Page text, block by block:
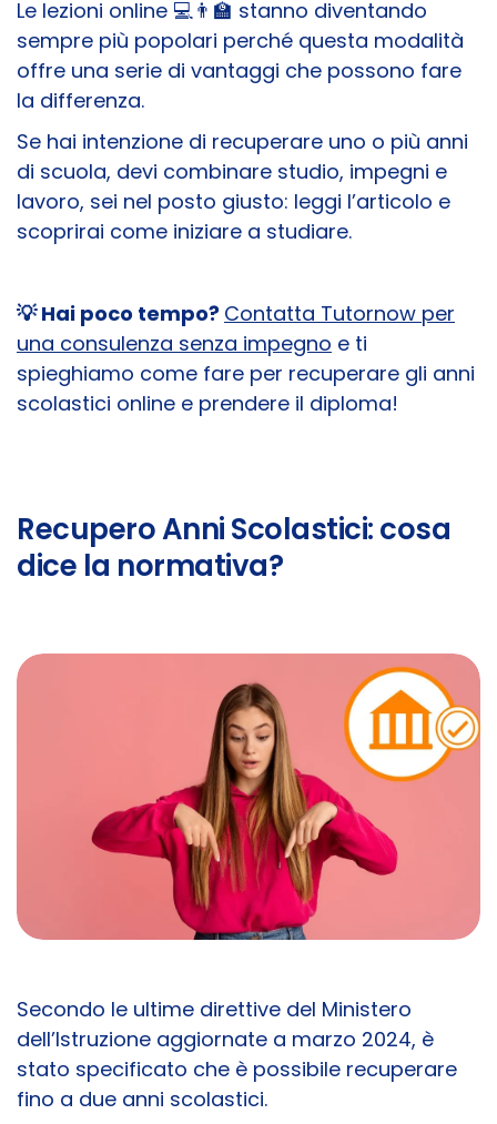
Le lezioni online 💻👨‍🏫 stanno diventando
sempre più popolari perché questa modalità
offre una serie di vantaggi che possono fare
la differenza.
Se hai intenzione di recuperare uno o più anni
di scuola, devi combinare studio, impegni e
lavoro, sei nel posto giusto: leggi l’articolo e
scoprirai come iniziare a studiare.
💡 Hai poco tempo? Contatta Tutornow per
una consulenza senza impegno e ti
spieghiamo come fare per recuperare gli anni
scolastici online e prendere il diploma!
Recupero Anni Scolastici: cosa
dice la normativa?
Secondo le ultime direttive del Ministero
dell’Istruzione aggiornate a marzo 2024, è
stato specificato che è possibile recuperare
fino a due anni scolastici.